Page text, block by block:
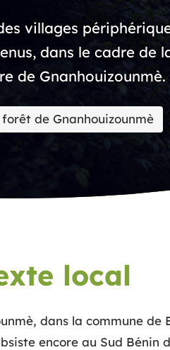
villages
dans le cadre de
de Gnanhouizounmè.
de Gnanhouizounmè
local
dans la commune de
encore au Sud Bénin